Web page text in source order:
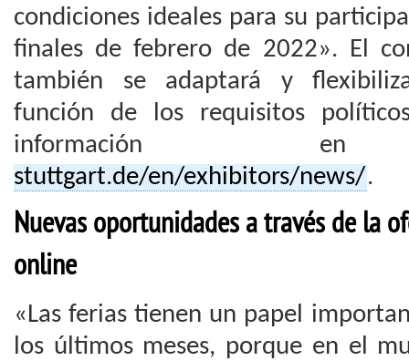
condiciones ideales para su
finales de febrero de 2022». El
también se adaptará y
función de los requisitos
stuttgart.de/en/exhibitors/news/.
Nuevas oportunidades a través de la
online
«Las ferias tienen un papel
los últimos meses, porque en el